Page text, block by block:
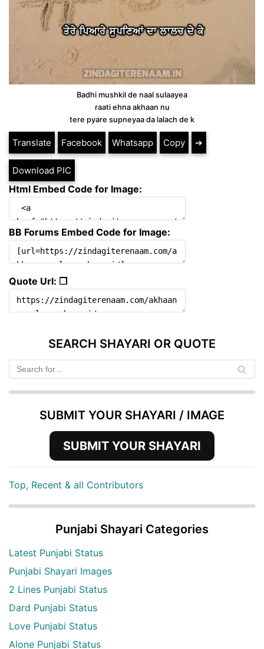
Badhi mushkil de naal sulaayea
raati ehna akhaan nu
tere pyare supneyaa da lalach de k
Translate Facebook Whatsapp Copy ➔
Download PIC
Html Embed Code for Image:
BB Forums Embed Code for Image:
Quote Url: ❐
SEARCH SHAYARI OR QUOTE
SUBMIT YOUR SHAYARI / IMAGE
SUBMIT YOUR SHAYARI
Top, Recent & all Contributors
Punjabi Shayari Categories
Latest Punjabi Status
Punjabi Shayari Images
2 Lines Punjabi Status
Dard Punjabi Status
Love Punjabi Status
Alone Punjabi Status